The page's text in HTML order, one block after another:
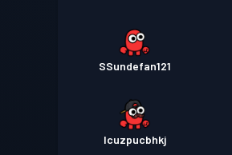
SSundefan121
lcuzpucbhkj